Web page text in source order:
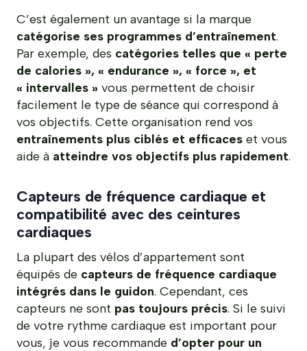
C’est également un avantage si la marque
catégorise ses programmes d’entraînement.
Par exemple, des catégories telles que « perte
de calories », « endurance », « force », et
« intervalles » vous permettent de choisir
facilement le type de séance qui correspond à
vos objectifs. Cette organisation rend vos
entraînements plus ciblés et efficaces et vous
aide à atteindre vos objectifs plus rapidement.
Capteurs de fréquence cardiaque et
compatibilité avec des ceintures
cardiaques
La plupart des vélos d’appartement sont
équipés de capteurs de fréquence cardiaque
intégrés dans le guidon. Cependant, ces
capteurs ne sont pas toujours précis. Si le suivi
de votre rythme cardiaque est important pour
vous, je vous recommande d’opter pour un